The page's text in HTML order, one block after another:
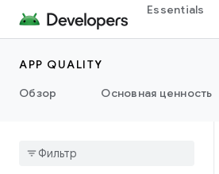
Essentials
APP QUALITY
Обзор
Основная ценность